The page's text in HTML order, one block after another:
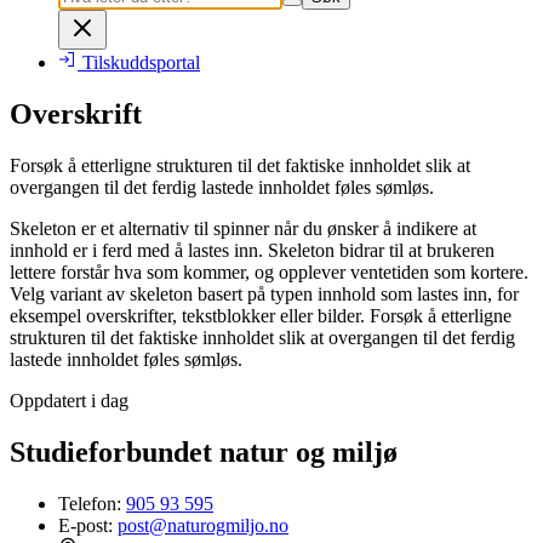
Tilskuddsportal
Overskrift
Forsøk å etterligne strukturen til det faktiske innholdet slik at
overgangen til det ferdig lastede innholdet føles sømløs.
Skeleton er et alternativ til spinner når du ønsker å indikere at
innhold er i ferd med å lastes inn. Skeleton bidrar til at brukeren
lettere forstår hva som kommer, og opplever ventetiden som kortere.
Velg variant av skeleton basert på typen innhold som lastes inn, for
eksempel overskrifter, tekstblokker eller bilder. Forsøk å etterligne
strukturen til det faktiske innholdet slik at overgangen til det ferdig
lastede innholdet føles sømløs.
Oppdatert i dag
Studieforbundet natur og miljø
Telefon: 905 93 595
E-post: post@naturogmiljo.no